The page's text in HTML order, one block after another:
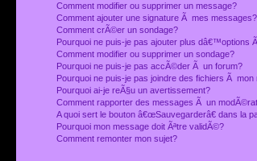
Comment modifier ou supprimer un message?
Comment ajouter une signature Ã mes messages?
Comment crÃ©er un sondage?
Pourquoi ne puis-je pas ajouter plus dâ€™options
Comment modifier ou supprimer un sondage?
Pourquoi ne puis-je pas accÃ©der Ã un forum?
Pourquoi ne puis-je pas joindre des fichiers Ã mon
Pourquoi ai-je reÃ§u un avertissement?
Comment rapporter des messages Ã un
A quoi sert le bouton â€œSauvegarderâ€ dans la
Pourquoi mon message doit Ãªtre validÃ©?
Comment remonter mon sujet?